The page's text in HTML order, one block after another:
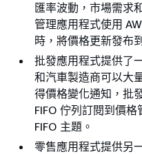
匯率波動，市場需求
管理應用程式使用
時，將價格更新發布
批發應用程式提供了
和汽車製造商可以大
得價格變化通知，批
FIFO 佇列訂閱到價
FIFO 主題。
零售應用程式提供另